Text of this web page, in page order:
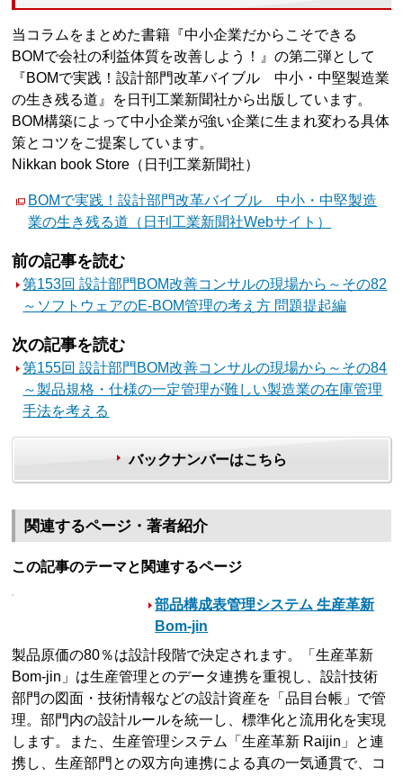
当コラムをまとめた書籍『中小企業だからこそできる
BOMで会社の利益体質を改善しよう！』の第二弾として
『BOMで実践！設計部門改革バイブル 中小・中堅製造業
の生き残る道』を日刊工業新聞社から出版しています。
BOM構築によって中小企業が強い企業に生まれ変わる具体
策とコツをご提案しています。
Nikkan book Store（日刊工業新聞社）
BOMで実践！設計部門改革バイブル 中小・中堅製造
業の生き残る道（日刊工業新聞社Webサイト）
前の記事を読む
第153回 設計部門BOM改善コンサルの現場から～その82
～ソフトウェアのE-BOM管理の考え方 問題提起編
次の記事を読む
第155回 設計部門BOM改善コンサルの現場から～その84
～製品規格・仕様の一定管理が難しい製造業の在庫管理
手法を考える
バックナンバーはこちら
関連するページ・著者紹介
この記事のテーマと関連するページ
部品構成表管理システム 生産革新
Bom-jin
製品原価の80％は設計段階で決定されます。「生産革新
Bom-jin」は生産管理とのデータ連携を重視し、設計技術
部門の図面・技術情報などの設計資産を「品目台帳」で管
理。部門内の設計ルールを統一し、標準化と流用化を実現
します。また、生産管理システム「生産革新 Raijin」と連
携し、生産部門との双方向連携による真の一気通貫で、コ